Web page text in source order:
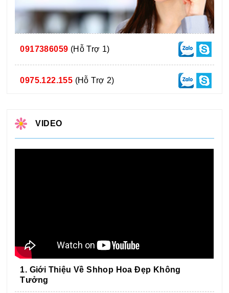
0917386059 (Hỗ Trợ 1)
0975.122.155 (Hỗ Trợ 2)
VIDEO
1. Giới Thiệu Về Shhop Hoa Đẹp Không
Tưởng